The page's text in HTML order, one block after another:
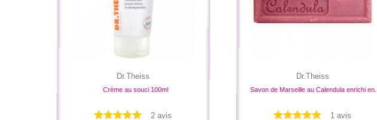
Dr.Theiss
Crème au souci 100ml
2 avis
Dr.Theiss
Savon de Marseille au Calendula enrichi en...
1 avis